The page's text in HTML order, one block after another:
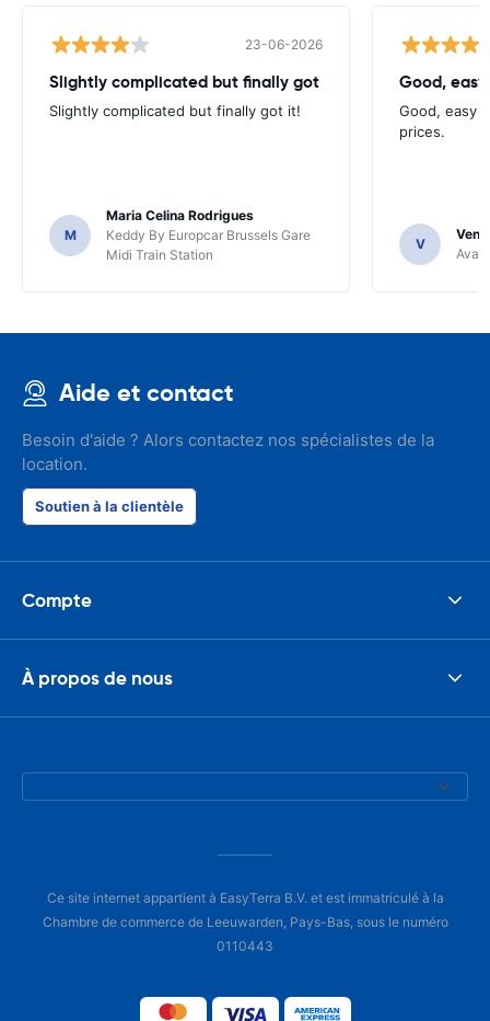
23-06-2026
Slightly complicated but finally got
Slightly complicated but finally got it!
M
Maria Celina Rodrigues
Keddy By Europcar Brussels Gare
Midi Train Station
Good,
Good, easy
prices.
V
Aide et contact
Besoin d'aide ? Alors contactez nos spécialistes de la
location.
Soutien à la clientèle
Compte
À propos de nous
Ce site internet appartient à EasyTerra B.V. et est immatriculé à la
Chambre de commerce de Leeuwarden, Pays-Bas, sous le numéro
0110443